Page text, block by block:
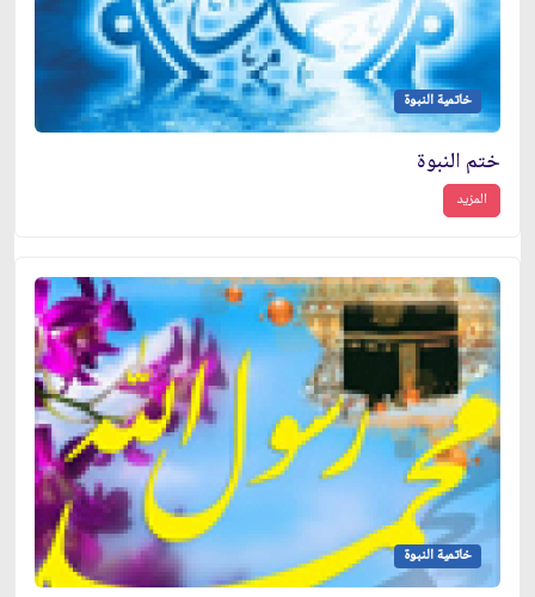
خاتمية النبوة
ختم النبوة
المزيد
خاتمية النبوة